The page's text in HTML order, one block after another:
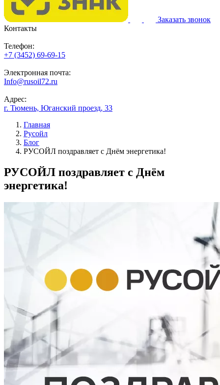
Заказать звонок
Контакты
Телефон:
+7 (3452) 69-69-15
Электронная почта:
Info@rusoil72.ru
Адрес:
г. Тюмень, Юганский проезд, 33
Главная
Русойл
Блог
РУСОЙЛ поздравляет с Днём энергетика!
РУСОЙЛ поздравляет с Днём
энергетика!